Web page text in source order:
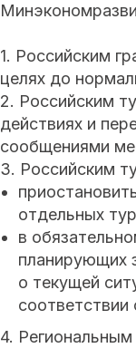
1. Российским
целях до
2. Российским
действиях и
сообщениями
3. Российским
отдельных
в
планирующих
о текущей
4.